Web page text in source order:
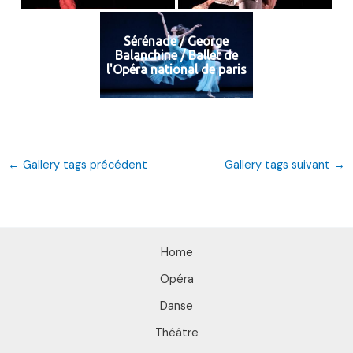
Sérénade / George
Balanchine / Ballet de
l'Opéra national de paris
← Gallery tags précédent Gallery tags suivant →
Home
Opéra
Danse
Théâtre